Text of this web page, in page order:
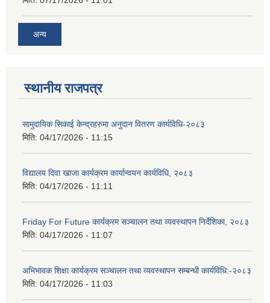
अन्य
स्थानीय राजपत्र
सामुदायिक सिकाई केन्द्रहरुमा अनुदान वितरण कार्यविधि-२०८३
मिति: 04/17/2026 - 11:15
विद्यालय दिवा खाजा कार्यक्रम कार्यान्वयन कार्यविधि, २०८३
मिति: 04/17/2026 - 11:11
Friday For Future कार्यक्रम सञ्चालन तथा व्यवस्थापन निर्देशिका, २०८३
मिति: 04/17/2026 - 11:07
अभिभावक शिक्षा कार्यक्रम सञ्चालन तथा व्यवस्थापन सम्बन्धी कार्यविधि:-२०८३
मिति: 04/17/2026 - 11:03